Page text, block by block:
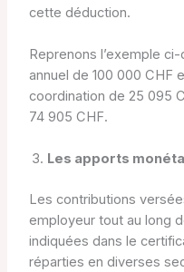
cette déduction.
Reprenons l’exemple
annuel de 100 000 CHF
coordination de 25 095
74 905 CHF.
Les apports
Les contributions
employeur tout au long
indiquées dans le
réparties en diverses